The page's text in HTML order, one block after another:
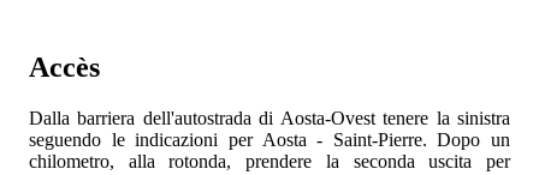
Accès
Dalla barriera dell'autostradadi Aosta-Ovest tenere la sinistra
seguendo le indicazioni per Aosta - Saint-Pierre. Dopo un
chilometro, alla rotonda, prendere la seconda uscita per